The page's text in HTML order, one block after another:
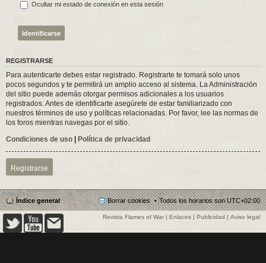
Ocultar mi estado de conexión en esta sesión
REGISTRARSE
Para autenticarte debes estar registrado. Registrarte te tomará solo unos
pocos segundos y te permitirá un amplio acceso al sistema. La Administración
del sitio puede además otorgar permisos adicionales a los usuarios
registrados. Antes de identificarte asegúrete de estar familiarizado con
nuestros términos de uso y políticas relacionadas. Por favor, lee las normas de
los foros mientras navegas por el sitio.
Condiciones de uso | Política de privacidad
Registrarse
Índice general Todos los horarios sonUTC+02:00
Borrar cookies
Revista Flames of War | Enlaces | Publicidad | Aviso legal